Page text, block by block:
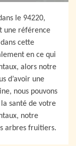
le 94220,
une référence
cette
en ce qui
alors notre
d’avoir une
nous pouvons
santé de votre
notre
arbres fruitiers.